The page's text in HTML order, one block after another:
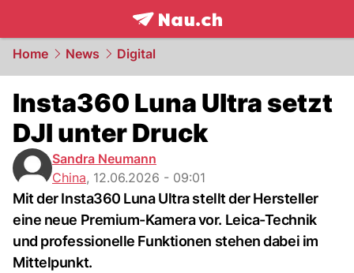
frontpage.NAU.ch
Home News Digital
Insta360 Luna Ultra setzt
DJI unter Druck
Sandra Neumann
China, 12.06.2026 - 09:01
Mit der Insta360 Luna Ultra stellt der Hersteller
eine neue Premium-Kamera vor. Leica-Technik
und professionelle Funktionen stehen dabei im
Mittelpunkt.